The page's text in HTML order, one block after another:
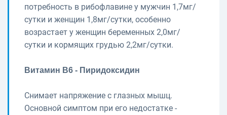
потребность в рибофлавине у мужчин 1,7мг/
сутки и женщин 1,8мг/сутки, особенно
возрастает у женщин беременных 2,0мг/
сутки и кормящих грудью 2,2мг/сутки.
Витамин В6 - Пиридоксидин
Снимает напряжение с глазных мышц.
Основной симптом при его недостатке -